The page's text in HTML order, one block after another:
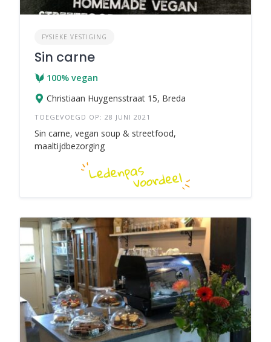
FYSIEKE VESTIGING
Sin carne
100% vegan
Christiaan Huygensstraat 15, Breda
TOEGEVOEGD OP: 28 JUNI 2021
Sin carne, vegan soup & streetfood,
maaltijdbezorging